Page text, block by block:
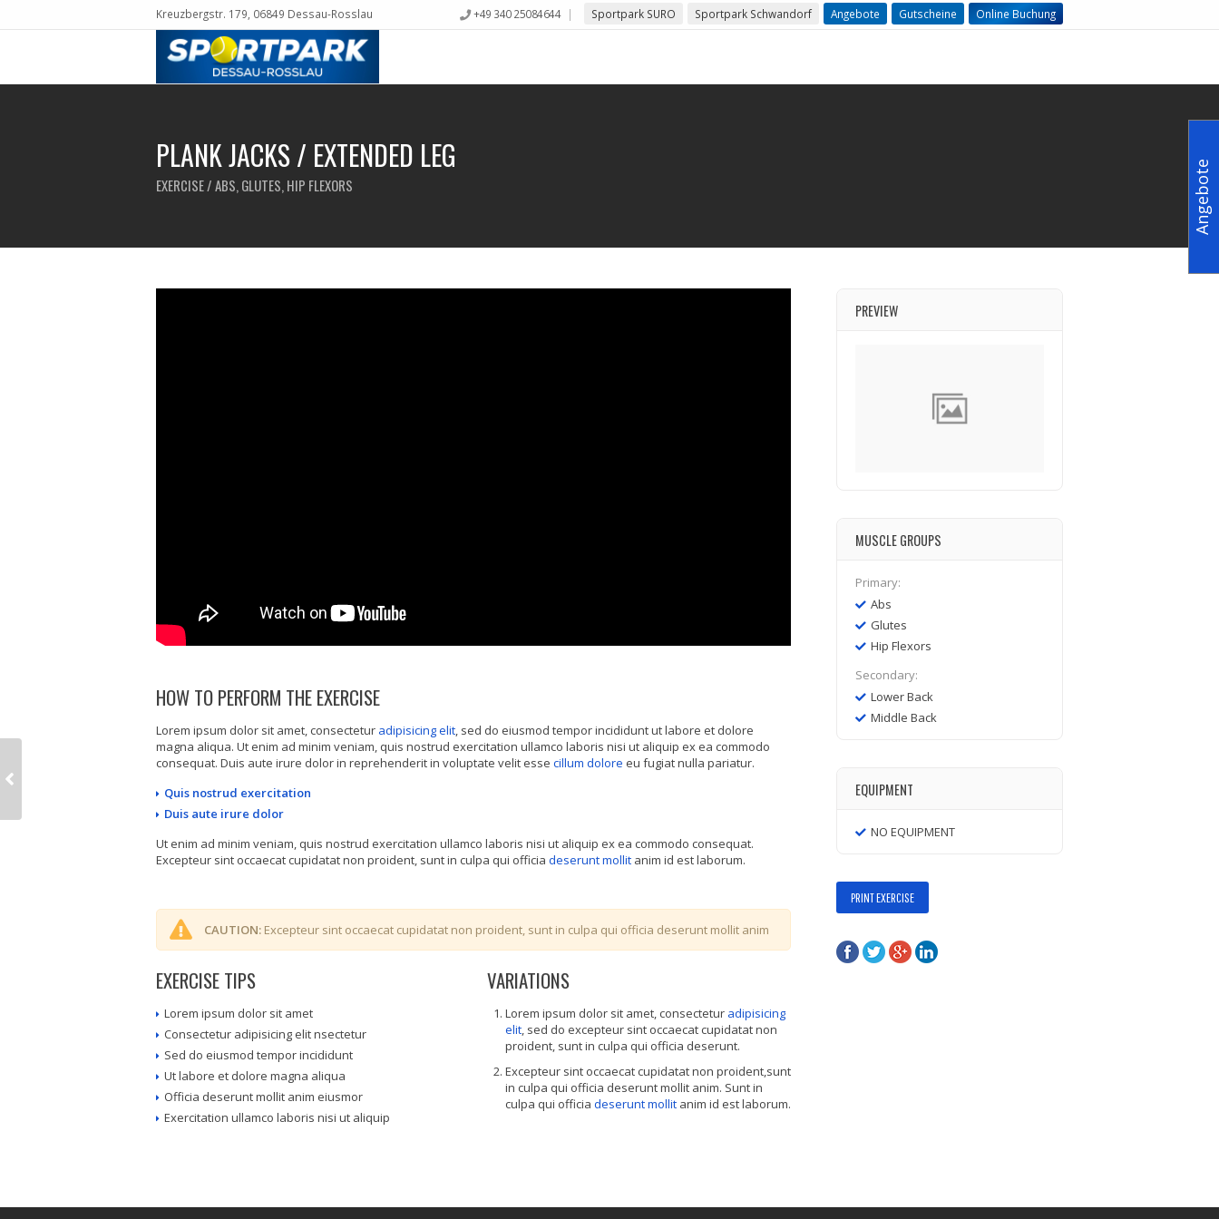
Kreuzbergstr. 179, 06849 Dessau-Rosslau +49 340 25084644 Sportpark SURO Sportpark Schwandorf Angebote Gutscheine Online Buchung
PLANK JACKS / EXTENDED LEG
EXERCISE / ABS, GLUTES, HIP FLEXORS
HOW TO PERFORM THE EXERCISE
Lorem ipsum dolor sit amet, consectetur adipisicing elit, sed do eiusmod tempor incididunt ut labore et dolore
magna aliqua. Ut enim ad minim veniam, quis nostrud exercitation ullamco laboris nisi ut aliquip ex ea commodo
consequat. Duis aute irure dolor in reprehenderit in voluptate velit esse cillum dolore eu fugiat nulla pariatur.
Quis nostrud exercitation
Duis aute irure dolor
Ut enim ad minim veniam, quis nostrud exercitation ullamco laboris nisi ut aliquip ex ea commodo consequat.
Excepteur sint occaecat cupidatat non proident, sunt in culpa qui officia deserunt mollit anim id est laborum.
CAUTION: Excepteur sint occaecat cupidatat non proident, sunt in culpa qui officia deserunt mollit anim
EXERCISE TIPS
Lorem ipsum dolor sit amet
Consectetur adipisicing elit nsectetur
Sed do eiusmod tempor incididunt
Ut labore et dolore magna aliqua
Officia deserunt mollit anim eiusmor
Exercitation ullamco laboris nisi ut aliquip
VARIATIONS
Lorem ipsum dolor sit amet, consectetur adipisicing
elit, sed do excepteur sint occaecat cupidatat non
proident, sunt in culpa qui officia deserunt.
Excepteur sint occaecat cupidatat non proident,sunt
in culpa qui officia deserunt mollit anim. Sunt in
culpa qui officia deserunt mollit anim id est laborum.
PREVIEW
MUSCLE GROUPS
Primary:
Abs
Glutes
Hip Flexors
Secondary:
Lower Back
Middle Back
EQUIPMENT
NO EQUIPMENT
PRINT EXERCISE
Angebote